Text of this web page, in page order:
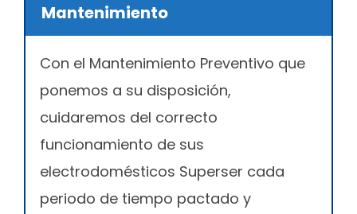
Mantenimiento
Con el Mantenimiento Preventivo que
ponemos a su disposición,
cuidaremos del correcto
funcionamiento de sus
electrodomésticos Superser cada
periodo de tiempo pactado y